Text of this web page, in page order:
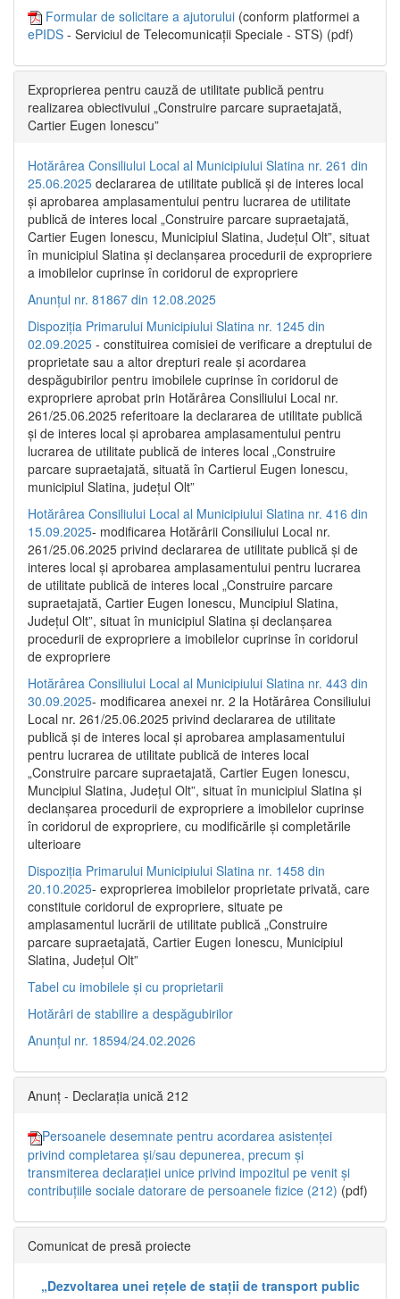
Formular de solicitare a ajutorului (conform platformei a
ePIDS - Serviciul de Telecomunicații Speciale - STS) (pdf)
Exproprierea pentru cauză de utilitate publică pentru
realizarea obiectivului „Construire parcare supraetajată,
Cartier Eugen Ionescu”
Hotărârea Consiliului Local al Municipiului Slatina nr. 261 din
25.06.2025 declararea de utilitate publică și de interes local
și aprobarea amplasamentului pentru lucrarea de utilitate
publică de interes local „Construire parcare supraetajată,
Cartier Eugen Ionescu, Municipiul Slatina, Județul Olt”, situat
în municipiul Slatina și declanșarea procedurii de expropriere
a imobilelor cuprinse în coridorul de expropriere
Anunțul nr. 81867 din 12.08.2025
Dispoziția Primarului Municipiului Slatina nr. 1245 din
02.09.2025 - constituirea comisiei de verificare a dreptului de
proprietate sau a altor drepturi reale și acordarea
despăgubirilor pentru imobilele cuprinse în coridorul de
expropriere aprobat prin Hotărârea Consiliului Local nr.
261/25.06.2025 referitoare la declararea de utilitate publică
și de interes local și aprobarea amplasamentului pentru
lucrarea de utilitate publică de interes local „Construire
parcare supraetajată, situată în Cartierul Eugen Ionescu,
municipiul Slatina, județul Olt”
Hotărârea Consiliului Local al Municipiului Slatina nr. 416 din
15.09.2025- modificarea Hotărârii Consiliului Local nr.
261/25.06.2025 privind declararea de utilitate publică și de
interes local și aprobarea amplasamentului pentru lucrarea
de utilitate publică de interes local „Construire parcare
supraetajată, Cartier Eugen Ionescu, Muncipiul Slatina,
Județul Olt”, situat în municipiul Slatina și declanșarea
procedurii de expropriere a imobilelor cuprinse în coridorul
de expropriere
Hotărârea Consiliului Local al Municipiului Slatina nr. 443 din
30.09.2025- modificarea anexei nr. 2 la Hotărârea Consiliului
Local nr. 261/25.06.2025 privind declararea de utilitate
publică şi de interes local şi aprobarea amplasamentului
pentru lucrarea de utilitate publică de interes local
„Construire parcare supraetajată, Cartier Eugen Ionescu,
Muncipiul Slatina, Judeţul Olt”, situat în municipiul Slatina şi
declanşarea procedurii de expropriere a imobilelor cuprinse
în coridorul de expropriere, cu modificările şi completările
ulterioare
Dispoziția Primarului Municipiului Slatina nr. 1458 din
20.10.2025- exproprierea imobilelor proprietate privată, care
constituie coridorul de expropriere, situate pe
amplasamentul lucrării de utilitate publică „Construire
parcare supraetajată, Cartier Eugen Ionescu, Municipiul
Slatina, Județul Olt”
Tabel cu imobilele și cu proprietarii
Hotărâri de stabilire a despăgubirilor
Anunțul nr. 18594/24.02.2026
Anunț - Declarația unică 212
Persoanele desemnate pentru acordarea asistenței
privind completarea și/sau depunerea, precum și
transmiterea declarației unice privind impozitul pe venit și
contribuțiile sociale datorare de persoanele fizice (212) (pdf)
Comunicat de presă proiecte
„Dezvoltarea unei rețele de stații de transport public